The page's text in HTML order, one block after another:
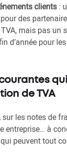
clients :
des
mais pas un
d’année pour
courantes
de TVA
sur les notes de
entreprise… à
peuvent tout